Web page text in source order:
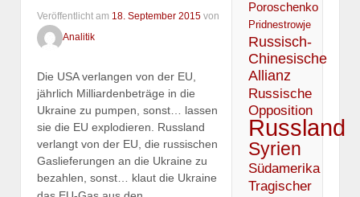
Veröffentlicht am 18. September 2015 von
Analitik
Die USA verlangen von der EU,
jährlich Milliardenbeträge in die
Ukraine zu pumpen, sonst… lassen
sie die EU explodieren. Russland
verlangt von der EU, die russischen
Gaslieferungen an die Ukraine zu
bezahlen, sonst… klaut die Ukraine
Poroschenko
Pridnestrowje
Russisch-
Chinesische
Allianz
Russische
Opposition
Russland
Syrien
Südamerika
Tragischer